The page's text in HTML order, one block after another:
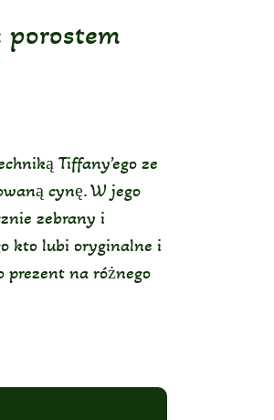
porostem
Tiffany’ego ze
cynę. W jego
zebrany i
kto lubi oryginalne i
prezent na różnego